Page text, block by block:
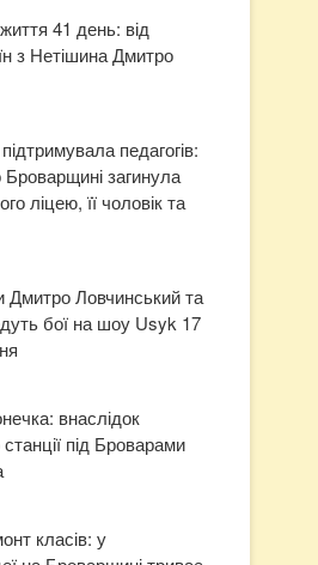
41 день: від
з Нетішина Дмитро
педагогів:
загинула
ліцею, її чоловік та
Дмитро Ловчинський та
бої на шоу Usyk 17
внаслідок
під Броварами
класів: у